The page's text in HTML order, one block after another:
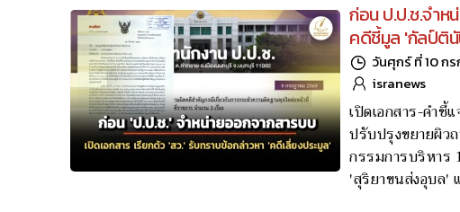
ก่อน ป.ป.ช.จำห
คดีชี้มูล 'กัลป์ติ
วันศุกร์ ที่ 10 ก
isranews
เปิดเอกสาร-คำชี้
ปรับปรุงขยายผิว
กรรมการบริหาร
'สุริยาขนส่งอุบล'